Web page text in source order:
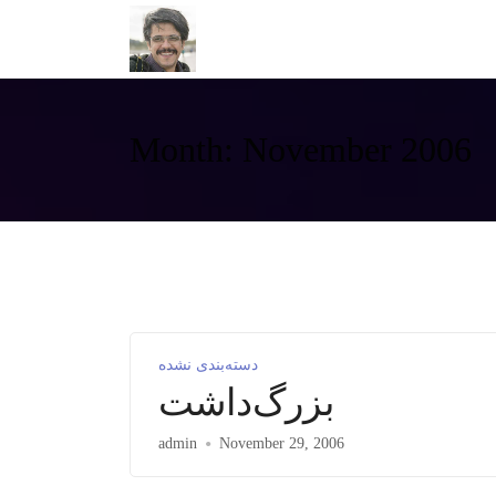
Month: November 2006
دسته‌بندی نشده
بزرگ‌داشت
admin November 29, 2006